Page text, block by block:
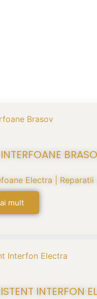
Electra |
mult
INTERFON